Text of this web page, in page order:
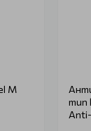
M
тип